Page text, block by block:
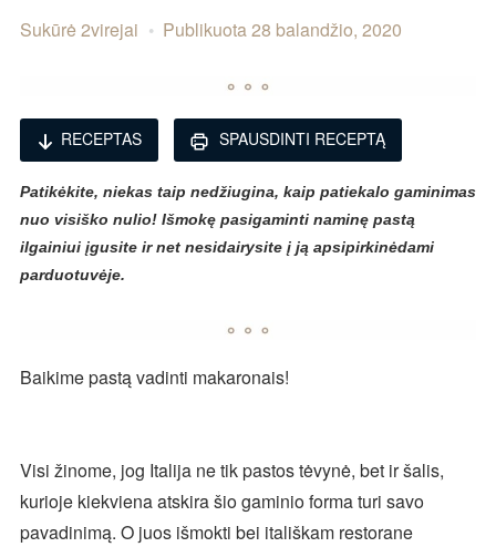
Sukūrė 2virejai Publikuota 28 balandžio, 2020
RECEPTAS SPAUSDINTI RECEPTĄ
Patikėkite, niekas taip nedžiugina, kaip patiekalo gaminimas
nuo visiško nulio! Išmokę pasigaminti naminę pastą
ilgainiui įgusite ir net nesidairysite į ją apsipirkinėdami
parduotuvėje.
Baikime pastą vadinti makaronais!
Visi žinome, jog Italija ne tik pastos tėvynė, bet ir šalis,
kurioje kiekviena atskira šio gaminio forma turi savo
pavadinimą. O juos išmokti bei itališkam restorane